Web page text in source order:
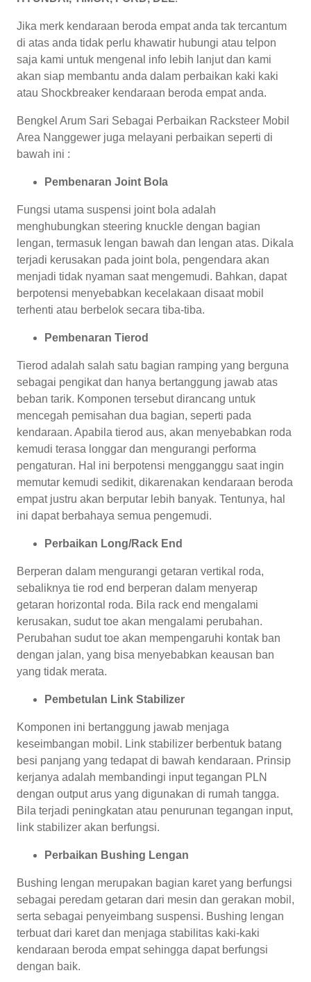
Jika merk kendaraan beroda empat anda tak tercantum
di atas anda tidak perlu khawatir hubungi atau telpon
saja kami untuk mengenal info lebih lanjut dan kami
akan siap membantu anda dalam perbaikan kaki kaki
atau Shockbreaker kendaraan beroda empat anda.
Bengkel Arum Sari Sebagai Perbaikan Racksteer Mobil
Area Nanggewer juga melayani perbaikan seperti di
bawah ini :
Pembenaran Joint Bola
Fungsi utama suspensi joint bola adalah
menghubungkan steering knuckle dengan bagian
lengan, termasuk lengan bawah dan lengan atas. Dikala
terjadi kerusakan pada joint bola, pengendara akan
menjadi tidak nyaman saat mengemudi. Bahkan, dapat
berpotensi menyebabkan kecelakaan disaat mobil
terhenti atau berbelok secara tiba-tiba.
Pembenaran Tierod
Tierod adalah salah satu bagian ramping yang berguna
sebagai pengikat dan hanya bertanggung jawab atas
beban tarik. Komponen tersebut dirancang untuk
mencegah pemisahan dua bagian, seperti pada
kendaraan. Apabila tierod aus, akan menyebabkan roda
kemudi terasa longgar dan mengurangi performa
pengaturan. Hal ini berpotensi mengganggu saat ingin
memutar kemudi sedikit, dikarenakan kendaraan beroda
empat justru akan berputar lebih banyak. Tentunya, hal
ini dapat berbahaya semua pengemudi.
Perbaikan Long/Rack End
Berperan dalam mengurangi getaran vertikal roda,
sebaliknya tie rod end berperan dalam menyerap
getaran horizontal roda. Bila rack end mengalami
kerusakan, sudut toe akan mengalami perubahan.
Perubahan sudut toe akan mempengaruhi kontak ban
dengan jalan, yang bisa menyebabkan keausan ban
yang tidak merata.
Pembetulan Link Stabilizer
Komponen ini bertanggung jawab menjaga
keseimbangan mobil. Link stabilizer berbentuk batang
besi panjang yang tedapat di bawah kendaraan. Prinsip
kerjanya adalah membandingi input tegangan PLN
dengan output arus yang digunakan di rumah tangga.
Bila terjadi peningkatan atau penurunan tegangan input,
link stabilizer akan berfungsi.
Perbaikan Bushing Lengan
Bushing lengan merupakan bagian karet yang berfungsi
sebagai peredam getaran dari mesin dan gerakan mobil,
serta sebagai penyeimbang suspensi. Bushing lengan
terbuat dari karet dan menjaga stabilitas kaki-kaki
kendaraan beroda empat sehingga dapat berfungsi
dengan baik.